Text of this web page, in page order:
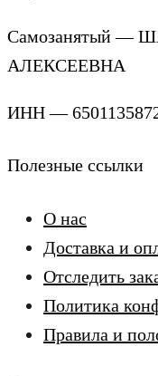
Самозанятый —
АЛЕКСЕЕВНА
ИНН —
Полезные ссылки
О нас
Доставка и
Отследить
Политика
Правила и